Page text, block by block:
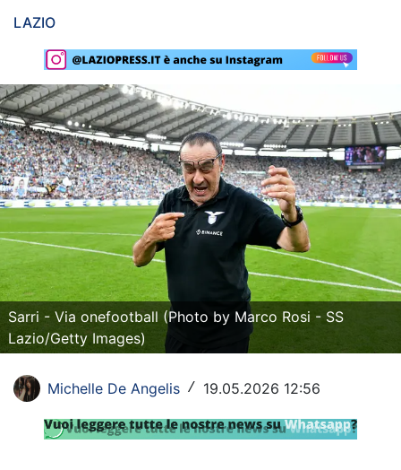
Social
Calcio
Serie A
Champions League
Europa League
Altri Sport
Formula 1
Tennis
SHOP LAZIO
Contatti
LAZIO
Sarri - Via onefootball (Photo by Marco Rosi - SS
Lazio/Getty Images)
Michelle De Angelis / 19.05.2026 12:56